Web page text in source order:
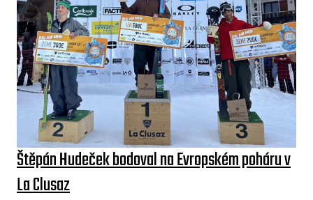
Štěpán Hudeček bodoval na Evropském poháru v
La Clusaz